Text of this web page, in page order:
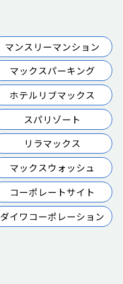
マンスリーマンション
マックスパーキング
ホテルリブマックス
スパリゾート
リラマックス
マックスウォッシュ
コーポレートサイト
ダイワコーポレーション